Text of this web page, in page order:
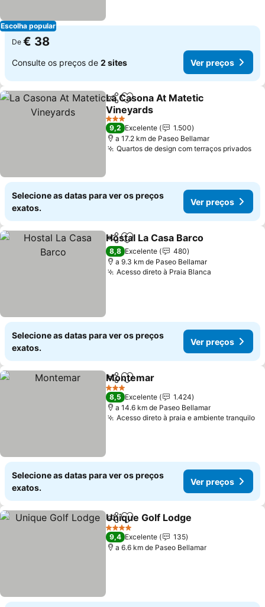
Escolha popular
De € 38
Consulte os preços de 2 sites Ver preços
PartilharAdicionar aos favoritos
La Casona At Matetic
Vineyards
Ver preços
3 Estrelas
9,2 Excelente
1.500
a 17.2 km de Paseo Bellamar
Quartos de design com terraços privados
Selecione as datas para ver os preços
exatos.
Ver preços
PartilharAdicionar aos favoritos
Hostal La Casa Barco
8,8 Excelente
480
a 9.3 km de Paseo Bellamar
Acesso direto à Praia Blanca
Selecione as datas para ver os preços
exatos.
Ver preços
PartilharAdicionar aos favoritos
Montemar
3 Estrelas
8,5 Excelente
1.424
a 14.6 km de Paseo Bellamar
Acesso direto à praia e ambiente tranquilo
Selecione as datas para ver os preços
exatos.
Ver preços
PartilharAdicionar aos favoritos
Unique Golf Lodge
4 Estrelas
9,4 Excelente
135
a 6.6 km de Paseo Bellamar